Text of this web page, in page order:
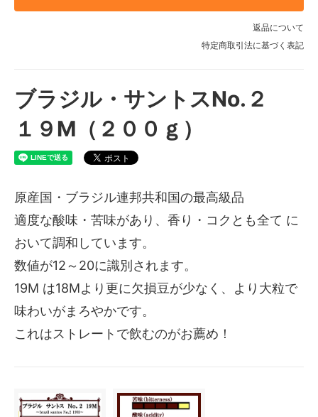
返品について
特定商取引法に基づく表記
ブラジル・サントスNo.２
１９M（２００ｇ）
原産国・ブラジル連邦共和国の最高級品
適度な酸味・苦味があり、香り・コクとも全て に
おいて調和しています。
数値が12～20に識別されます。
19M は18Mより更に欠損豆が少なく、より大粒で
味わいがまろやかです。
これはストレートで飲むのがお薦め！